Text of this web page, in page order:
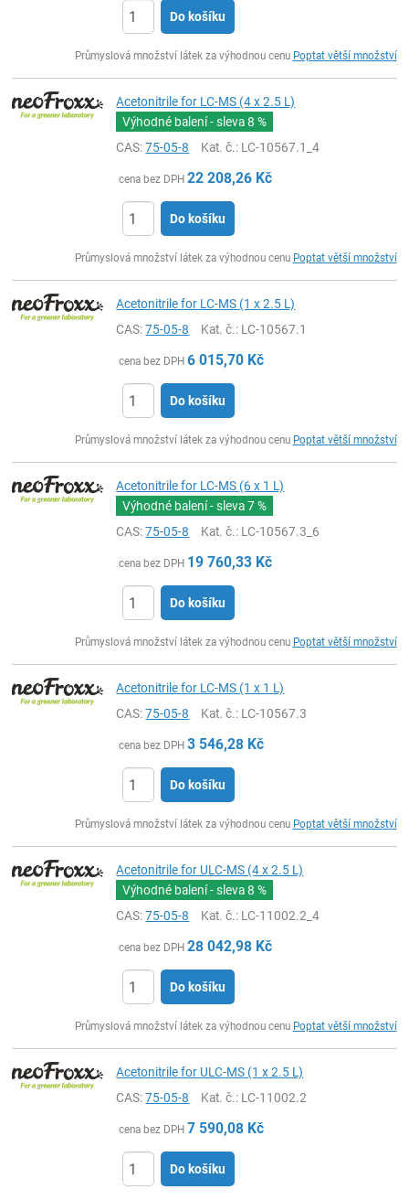
Do košíku
Průmyslová množství látek za výhodnou cenu Poptat větší množství
Acetonitrile for LC-MS (4 x 2.5 L)
Výhodné balení - sleva8 %
CAS:75-05-8 Kat. č.: LC-10567.1_4
cena bez DPH 22 208,26 Kč
Do košíku
Průmyslová množství látek za výhodnou cenu Poptat větší množství
Acetonitrile for LC-MS (1 x 2.5 L)
CAS:75-05-8 Kat. č.: LC-10567.1
cena bez DPH 6 015,70 Kč
Do košíku
Průmyslová množství látek za výhodnou cenu Poptat větší množství
Acetonitrile for LC-MS (6 x 1 L)
Výhodné balení - sleva7 %
CAS:75-05-8 Kat. č.: LC-10567.3_6
cena bez DPH 19 760,33 Kč
Do košíku
Průmyslová množství látek za výhodnou cenu Poptat větší množství
Acetonitrile for LC-MS (1 x 1 L)
CAS:75-05-8 Kat. č.: LC-10567.3
cena bez DPH 3 546,28 Kč
Do košíku
Průmyslová množství látek za výhodnou cenu Poptat větší množství
Acetonitrile for ULC-MS (4 x 2.5 L)
Výhodné balení - sleva8 %
CAS:75-05-8 Kat. č.: LC-11002.2_4
cena bez DPH 28 042,98 Kč
Do košíku
Průmyslová množství látek za výhodnou cenu Poptat větší množství
Acetonitrile for ULC-MS (1 x 2.5 L)
CAS:75-05-8 Kat. č.: LC-11002.2
cena bez DPH 7 590,08 Kč
Do košíku